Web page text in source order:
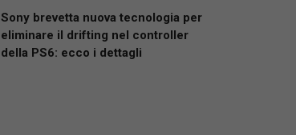
Sony brevetta nuova tecnologia per
eliminare il drifting nel controller
della PS6: ecco i dettagli